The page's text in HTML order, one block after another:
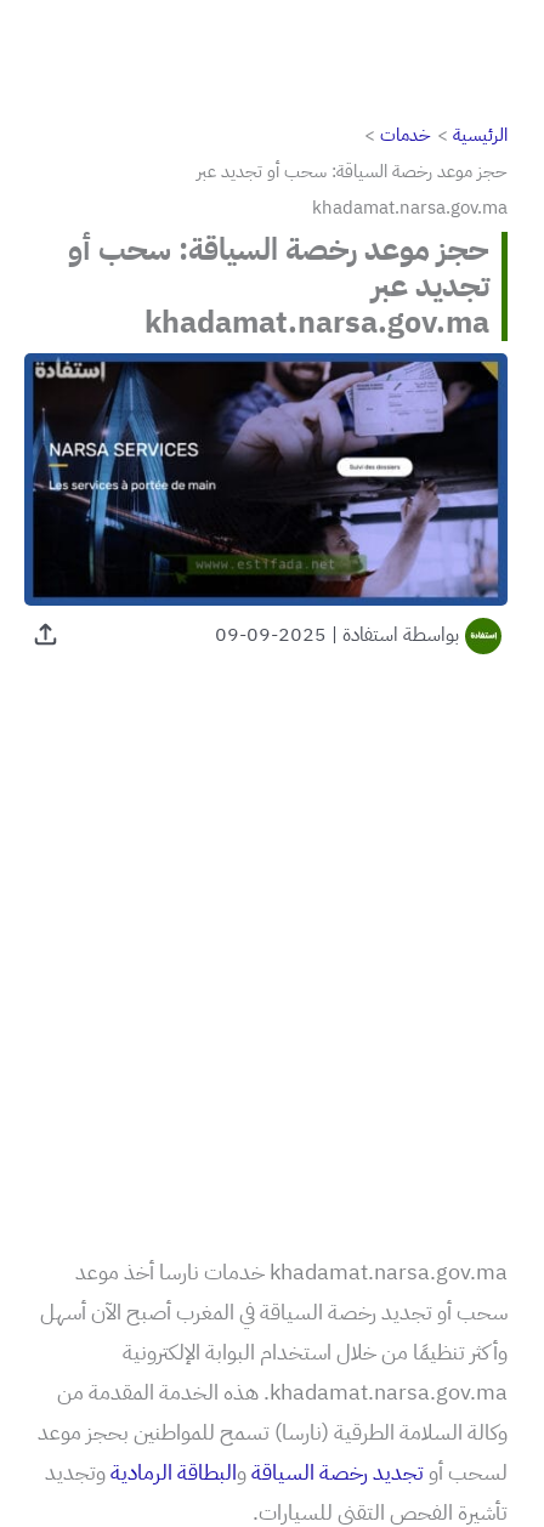
الرئيسية
خدمات
حجز موعد رخصة السياقة: سحب أو تجديد عبر
khadamat.narsa.gov.ma
حجز موعد رخصة السياقة: سحب أو
تجديد عبر
khadamat.narsa.gov.ma
بواسطة استفادة |
2025-09-09
khadamat.narsa.gov.ma خدمات نارسا أخذ موعد
سحب أو تجديد رخصة السياقة في المغرب أصبح الآن أسهل
وأكثر تنظيمًا من خلال استخدام البوابة الإلكترونية
khadamat.narsa.gov.ma. هذه الخدمة المقدمة من
وكالة السلامة الطرقية (نارسا) تسمح للمواطنين بحجز موعد
لسحب أوتجديد رخصة السياقةوالبطاقة الرماديةوتجديد
تأشيرة الفحص التقني للسيارات.